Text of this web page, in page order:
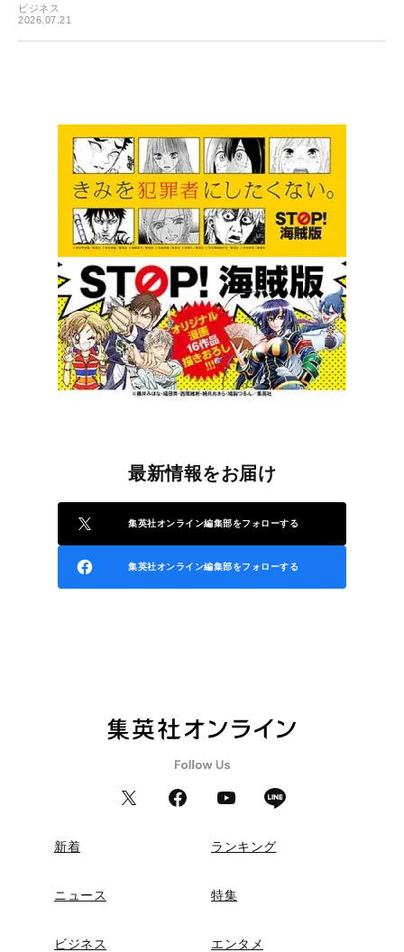
ビジネス
2026.07.21
最新情報をお届け
集英社オンライン編集部をフォローする
集英社オンライン編集部をフォローする
新着 ランキング
ニュース 特集
ビジネス エンタメ